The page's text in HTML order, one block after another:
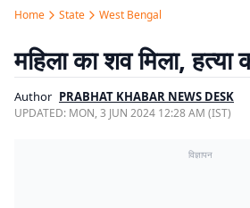
Home State West Bengal
महिला का शव मिला,
Author PRABHAT KHABAR NEWS DESK
UPDATED: MON, 3 JUN 2024 12:28 AM (IST)
विज्ञापन